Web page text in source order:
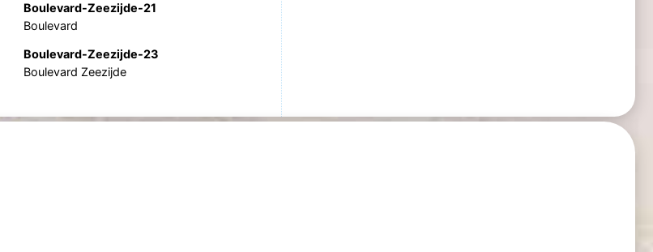
Boulevard-Zeezijde-21
Boulevard
Boulevard-Zeezijde-23
Boulevard Zeezijde